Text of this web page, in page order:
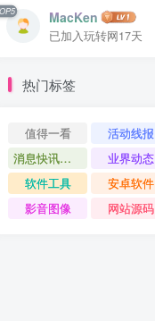
MacKen
已加入玩转网17天
热门标签
值得一看 活动线报
消息快讯查看更多 》》
业界动态
软件工具
安卓软件
影音图像
网站源码